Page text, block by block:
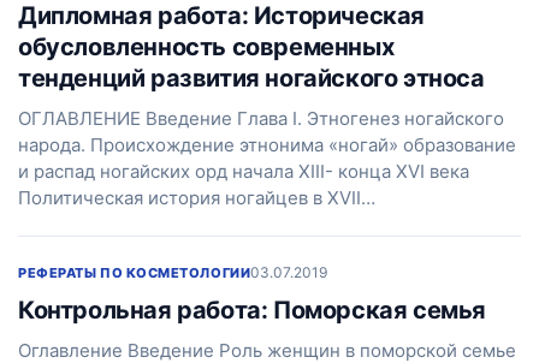
Дипломная работа: Историческая
обусловленность современных
тенденций развития ногайского этноса
ОГЛАВЛЕНИЕ Введение Глава I. Этногенез ногайского
народа. Происхождение этнонима «ногай» образование
и распад ногайских орд начала XIII- конца XVI века
Политическая история ногайцев в XVII…
РЕФЕРАТЫ ПО КОСМЕТОЛОГИИ03.07.2019
Контрольная работа: Поморская семья
Оглавление Введение Роль женщин в поморской семье